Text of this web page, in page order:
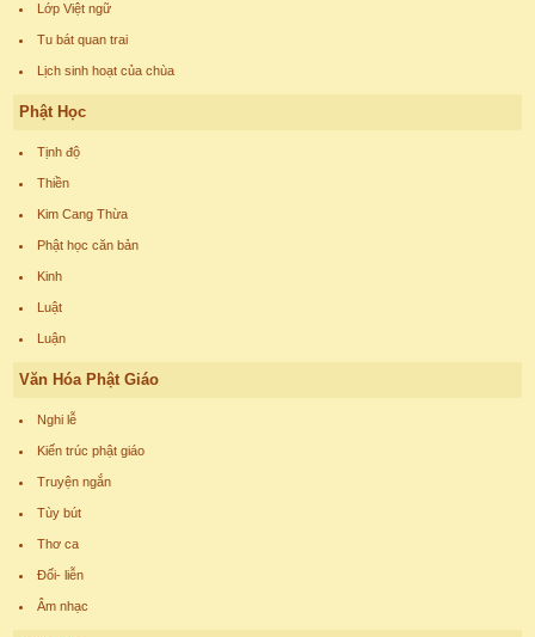
Lớp Việt ngữ
Tu bát quan trai
Lịch sinh hoạt của chùa
Phật Học
Tịnh độ
Thiền
Kim Cang Thừa
Phật học căn bản
Kinh
Luật
Luận
Văn Hóa Phật Giáo
Nghi lễ
Kiến trúc phật giáo
Truyện ngắn
Tùy bút
Thơ ca
Đối- liễn
Âm nhạc